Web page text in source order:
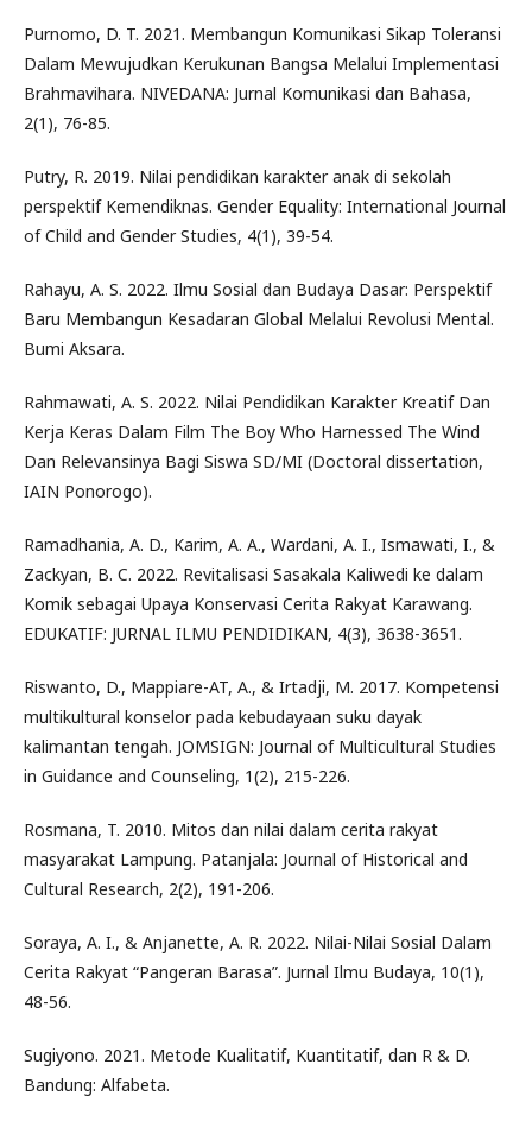
Purnomo, D. T. 2021. Membangun Komunikasi Sikap Toleransi
Dalam Mewujudkan Kerukunan Bangsa Melalui Implementasi
Brahmavihara. NIVEDANA: Jurnal Komunikasi dan Bahasa,
2(1), 76-85.
Putry, R. 2019. Nilai pendidikan karakter anak di sekolah
perspektif Kemendiknas. Gender Equality: International Journal
of Child and Gender Studies, 4(1), 39-54.
Rahayu, A. S. 2022. Ilmu Sosial dan Budaya Dasar: Perspektif
Baru Membangun Kesadaran Global Melalui Revolusi Mental.
Bumi Aksara.
Rahmawati, A. S. 2022. Nilai Pendidikan Karakter Kreatif Dan
Kerja Keras Dalam Film The Boy Who Harnessed The Wind
Dan Relevansinya Bagi Siswa SD/MI (Doctoral dissertation,
IAIN Ponorogo).
Ramadhania, A. D., Karim, A. A., Wardani, A. I., Ismawati, I., &
Zackyan, B. C. 2022. Revitalisasi Sasakala Kaliwedi ke dalam
Komik sebagai Upaya Konservasi Cerita Rakyat Karawang.
EDUKATIF: JURNAL ILMU PENDIDIKAN, 4(3), 3638-3651.
Riswanto, D., Mappiare-AT, A., & Irtadji, M. 2017. Kompetensi
multikultural konselor pada kebudayaan suku dayak
kalimantan tengah. JOMSIGN: Journal of Multicultural Studies
in Guidance and Counseling, 1(2), 215-226.
Rosmana, T. 2010. Mitos dan nilai dalam cerita rakyat
masyarakat Lampung. Patanjala: Journal of Historical and
Cultural Research, 2(2), 191-206.
Soraya, A. I., & Anjanette, A. R. 2022. Nilai-Nilai Sosial Dalam
Cerita Rakyat “Pangeran Barasa”. Jurnal Ilmu Budaya, 10(1),
48-56.
Sugiyono. 2021. Metode Kualitatif, Kuantitatif, dan R & D.
Bandung: Alfabeta.